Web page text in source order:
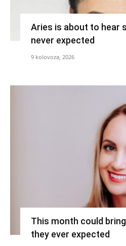
Aries is about to hear
never expected
9 kolovoza, 2026
This month could
they ever expected